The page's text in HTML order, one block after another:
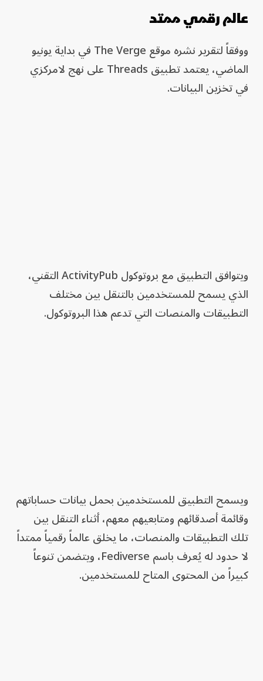
عالم رقمي ممتد
ووفقاً لتقرير نشره موقع The Verge في بداية يونيو
الماضي، يعتمد تطبيق Threads على نهج لامركزي
في تخزين البيانات.
ويتوافق التطبيق مع بروتوكول ActivityPub التقني،
الذي يسمح للمستخدمين بالتنقل بين مختلف
التطبيقات والمنصات التي تدعم هذا البروتوكول.
ويسمح التطبيق للمستخدمين بحمل بيانات حساباتهم
وقائمة أصدقائهم ومتابعيهم معهم، أثناء التنقل بين
تلك التطبيقات والمنصات، ما يخلق عالماً رقمياً ممتداً
لا حدود له يُعرف باسم Fediverse، ويتضمن تنوعاً
كبيراً من المحتوى المتاح للمستخدمين.